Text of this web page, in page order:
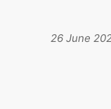
26 June